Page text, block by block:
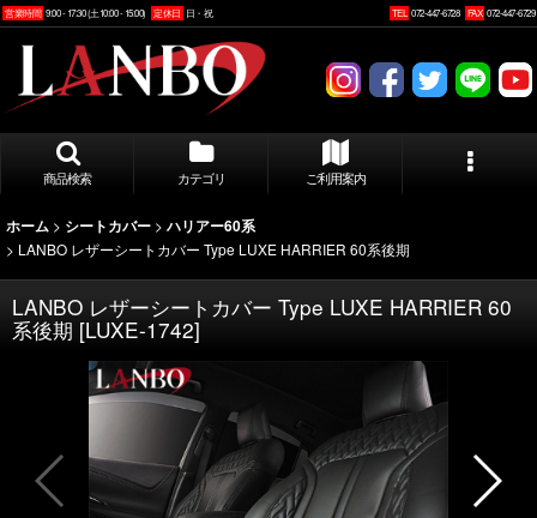
営業時間 9:00 - 17:30 (土10:00 - 15:00) 定休日 日・祝 TEL 072-447-6728 FAX 072-447-6729
商品検索 カテゴリ ご利用案内
ホーム > シートカバー > ハリアー60系
> LANBO レザーシートカバー Type LUXE HARRIER 60系後期
LANBO レザーシートカバー Type LUXE HARRIER 60
系後期 [LUXE-1742]